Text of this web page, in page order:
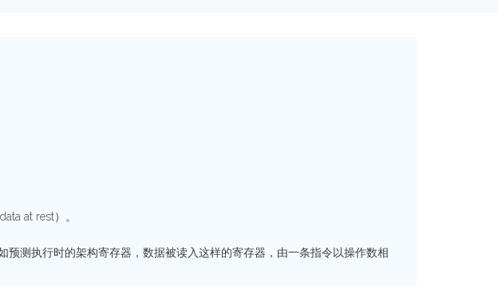
at rest）。
测执行时的架构寄存器，数据被读入这样的寄存器，由一条指令以操作数相